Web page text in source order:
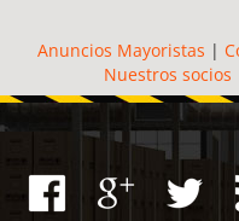
Anuncios Mayoristas |
Nuestros socios